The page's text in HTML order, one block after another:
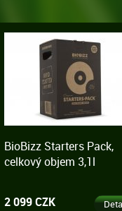
BioBizz Starters Pack,
celkový objem 3,1l
2 099 CZK